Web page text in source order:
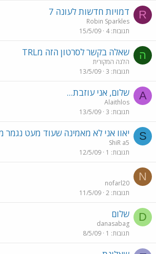
R דמויות חדשות לעונה 7
Robin Sparkles
תגובות 4
15/5/09
ה שאלה בקשר לסרטון הזה מTRL
הלגה המקורית
תגובות 3
13/5/09
A שלום, אני עוזבת...
Alaithlos
תגובות 3
13/5/09
S יאוו אני לא מאמינה שעוד מעט נגמר
ShiR a5
תגובות 1
12/5/09
N
nofarl20
תגובות 2
11/5/09
D שלום
danasabag
תגובות 1
8/5/09